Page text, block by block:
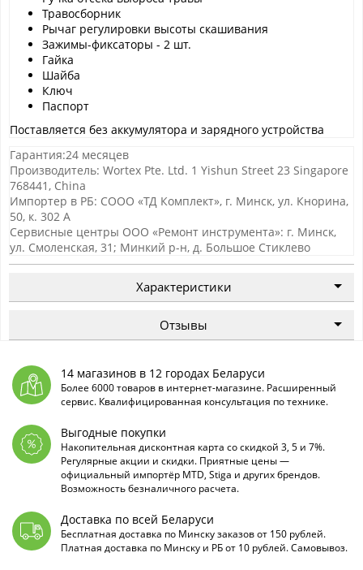
Травосборник
Рычаг регулировки высоты скашивания
Зажимы-фиксаторы - 2 шт.
Гайка
Шайба
Ключ
Паспорт
Поставляется без аккумулятора и зарядного устройства
Гарантия:24 месяцев
Производитель: Wortex Pte. Ltd. 1 Yishun Street 23 Singapore
768441, China
Импортер в РБ: СООО «ТД Комплект», г. Минск, ул. Кнорина,
50, к. 302 А
Сервисные центры ООО «Ремонт инструмента»: г. Минск,
ул. Смоленская, 31; Минкий р-н, д. Большое Стиклево
Характеристики
Отзывы
14 магазинов в 12 городах Беларуси
Более 6000 товаров в интернет-магазине. Расширенный
сервис. Квалифицированная консультация по технике.
Выгодные покупки
Накопительная дисконтная карта со скидкой 3, 5 и 7%.
Регулярные акции и скидки. Приятные цены —
официальный импортёр MTD, Stiga и других брендов.
Возможность безналичного расчета.
Доставка по всей Беларуси
Бесплатная доставка по Минску заказов от 150 рублей.
Платная доставка по Минску и РБ от 10 рублей. Самовывоз.